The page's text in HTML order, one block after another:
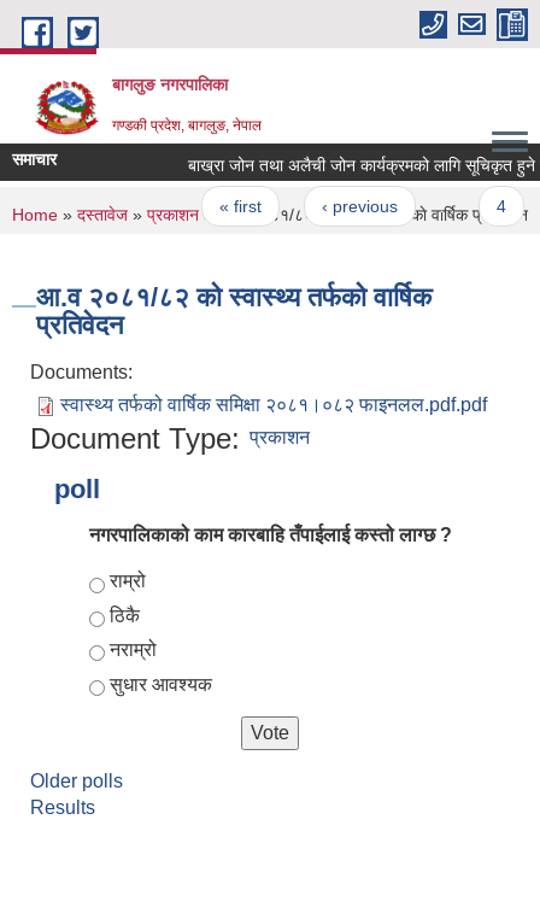
Skip to main content
बागलुङ नगरपालिका
गण्डकी प्रदेश, बागलुङ, नेपाल
समाचार बाख्रा जोन तथा अलैची जोन कार्यक्रमको लागि सूचिकृत हुने
Pages
« first ‹ previous … 4
You are here
Home » दस्तावेज » प्रकाशन» आ.व २०८१/८२ को स्वास्थ्य तर्फकाे वार्षिक प्रतिवेदन
आ.व २०८१/८२ को स्वास्थ्य तर्फकाे वार्षिक
प्रतिवेदन
Documents:
स्वास्थ्य तर्फको वार्षिक समिक्षा २०८१।०८२ फाइनलल.pdf.pdf
Document Type: प्रकाशन
poll
नगरपालिकाको काम कारबाहि तँपाईलाई कस्तो लाग्छ ?
Choices
राम्रो
ठिकै
नराम्रो
सुधार आवश्यक
Older polls
Results